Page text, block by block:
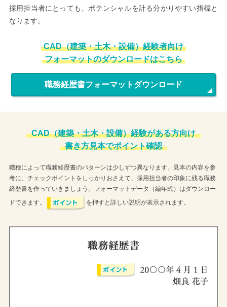
採用担当者にとっても、ポテンシャルを計る分かりやすい指標と
なります。
CAD（建築・土木・設備）経験者向け
フォーマットのダウンロードはこちら
職務経歴書フォーマットダウンロード
CAD（建築・土木・設備）経験がある方向け
書き方見本でポイント確認
職種によって職務経歴書のパターンは少しずつ異なります。見本の内容を参
考に、チェックポイントをしっかりおさえて、採用担当者の印象に残る職務
経歴書を作っていきましょう。フォーマットデータ（編年式）はダウンロー
ドできます。
を押すと詳しい説明が表示されます。